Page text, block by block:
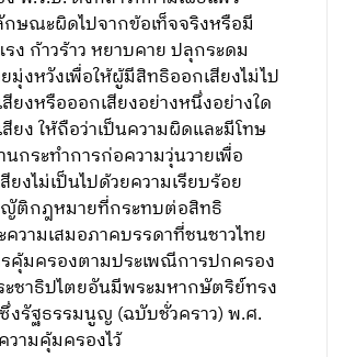
ษณะผิดไปจากข้อเท็จจริงหรือมี
ง ก้าวร้าว หยาบคาย ปลุกระดม
มุ่งหวังเพื่อให้ผู้มีสิทธิออกเสียงไม่ไป
ยงหรือออกเสียงอย่างหนึ่งอย่างใด
ยง ให้ถือว่าเป็นความผิดและมีโทษ
กระทำการก่อความวุ่นวายเพื่อ
ยงไม่เป็นไปด้วยความเรียบร้อย
ติกฎหมายที่กระทบต่อสิทธิ
ความเสมอภาคบรรดาที่ชนชาวไทย
รคุ้มครองตามประเพณีการปกครอง
ะชาธิปไตยอันมีพระมหากษัตริย์ทรง
งรัฐธรรมนูญ (ฉบับชั่วคราว) พ.ศ.
วามคุ้มครองไว้